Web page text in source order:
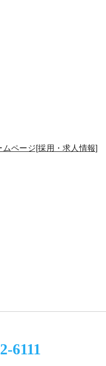
ページ[採用・求人情報]
6111